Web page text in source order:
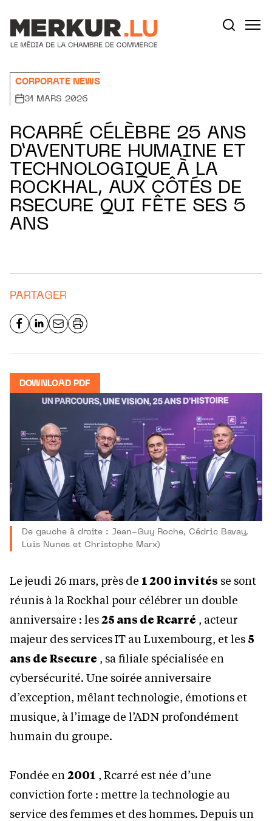
CORPORATE NEWS
31 MARS 2026
RCARRÉ CÉLÈBRE 25 ANS
D’AVENTURE HUMAINE ET
TECHNOLOGIQUE À LA
ROCKHAL, AUX CÔTÉS DE
RSECURE QUI FÊTE SES 5
ANS
PARTAGER
DOWNLOAD PDF
De gauche à droite : Jean-Guy Roche, Cédric Bavay,
Luis Nunes et Christophe Marx)
Le jeudi 26 mars, près de 1 200 invités se sont
réunis à la Rockhal pour célébrer un double
anniversaire : les25 ans de Rcarré , acteur
majeur des services IT au Luxembourg, et les 5
ans de Rsecure , sa filiale spécialisée en
cybersécurité. Une soirée anniversaire
d’exception, mêlant technologie, émotions et
musique, à l’image de l’ADN profondément
humain du groupe.
Fondée en2001 , Rcarré est née d’une
conviction forte : mettre la technologie au
service des femmes et des hommes. Depuis un